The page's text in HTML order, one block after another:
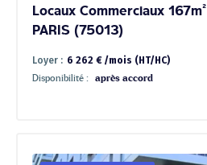
Locaux Commerciaux 167m²
PARIS (75013)
Loyer : 6 262 € /mois (HT/HC)
Disponibilité : après accord